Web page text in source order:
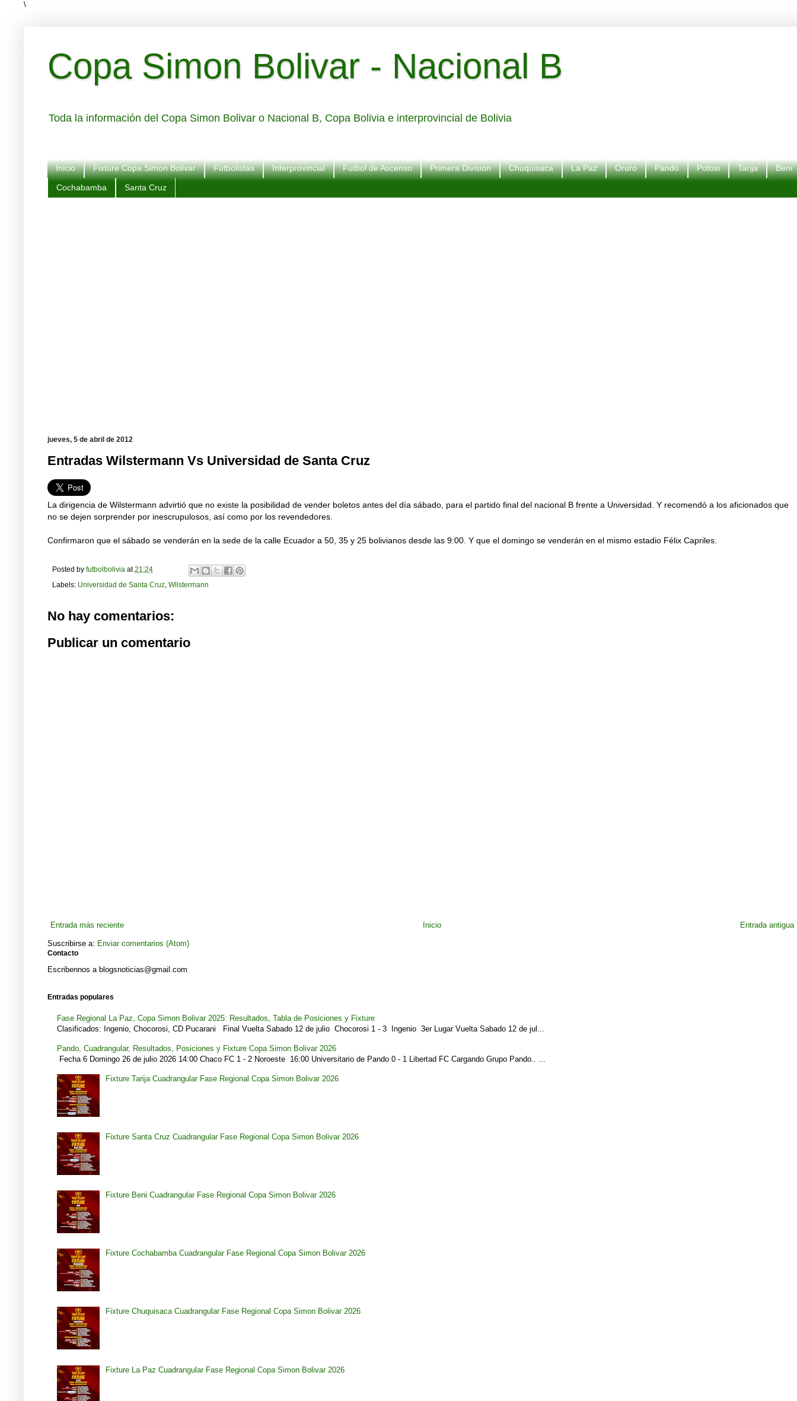
\
Copa Simon Bolivar - Nacional B
Toda la información del Copa Simon Bolivar o Nacional B, Copa Bolivia e interprovincial de Bolivia
Inicio Fixture Copa Simon Bolivar Futbolistas Interprovincial Futbol de Ascenso Primera Division Chuquisaca La Paz Oruro Pando Potosi Tarija Beni
Cochabamba Santa Cruz
jueves, 5 de abril de 2012
Entradas Wilstermann Vs Universidad de Santa Cruz
La dirigencia de Wilstermann advirtió que no existe la posibilidad de vender boletos antes del día sábado, para el partido final del nacional B frente a Universidad. Y recomendó a los aficionados que
no se dejen sorprender por inescrupulosos, así como por los revendedores.
Confirmaron que el sábado se venderán en la sede de la calle Ecuador a 50, 35 y 25 bolivianos desde las 9:00. Y que el domingo se venderán en el mismo estadio Félix Capriles.
Posted by futbolbolivia at21:24
Labels: Universidad de Santa Cruz Wilstermann
No hay comentarios:
Publicar un comentario
Entrada más reciente Entrada antigua
Inicio
Suscribirse a: Enviar comentarios (Atom)
Contacto
Escribennos a blogsnoticias@gmail.com
Entradas populares
Fase Regional La Paz, Copa Simon Bolivar 2025: Resultados, Tabla de Posiciones y Fixture
Clasificados: Ingenio, Chocorosi, CD Pucarani Final Vuelta Sabado 12 de julio Chocorosi 1 - 3 Ingenio 3er Lugar Vuelta Sabado 12 de jul...
Pando, Cuadrangular, Resultados, Posiciones y Fixture Copa Simon Bolivar 2026
Fecha 6 Domingo 26 de julio 2026 14:00 Chaco FC 1 - 2 Noroeste 16:00 Universitario de Pando 0 - 1 Libertad FC Cargando Grupo Pando.. ...
Fixture Tarija Cuadrangular Fase Regional Copa Simon Bolivar 2026
Fixture Santa Cruz Cuadrangular Fase Regional Copa Simon Bolivar 2026
Fixture Beni Cuadrangular Fase Regional Copa Simon Bolivar 2026
Fixture Cochabamba Cuadrangular Fase Regional Copa Simon Bolivar 2026
Fixture Chuquisaca Cuadrangular Fase Regional Copa Simon Bolivar 2026
Fixture La Paz Cuadrangular Fase Regional Copa Simon Bolivar 2026